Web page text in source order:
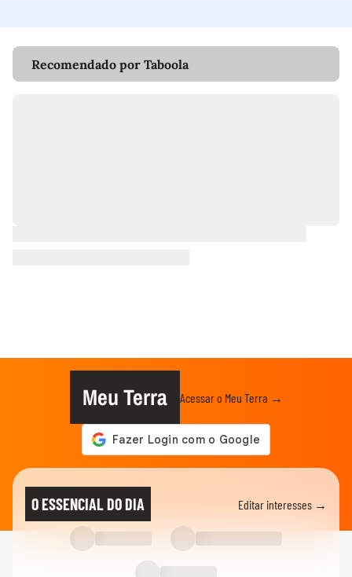
Recomendado por Taboola
Meu Terra Acessar o Meu Terra →
O ESSENCIAL DO DIA Editar interesses →